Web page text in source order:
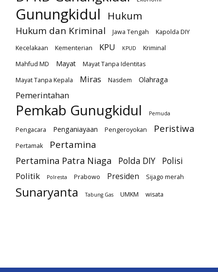
Gunungkidul Hukum
Hukum dan Kriminal Jawa Tengah
Kapolda DIY
Kecelakaan
Kementerian KPU KPUD
Kriminal
Mahfud MD
Mayat
Mayat Tanpa Identitas
Mayat Tanpa Kepala
Miras Nasdem Olahraga
Pemerintahan
Pemkab Gunugkidul Pemuda
Pengacara Penganiayaan Pengeroyokan Peristiwa
Pertamak Pertamina
Pertamina Patra Niaga Polda DIY
Polisi
Politik
Polresta Prabowo Presiden Sijago merah
Sunaryanta Tabung Gas UMKM wisata